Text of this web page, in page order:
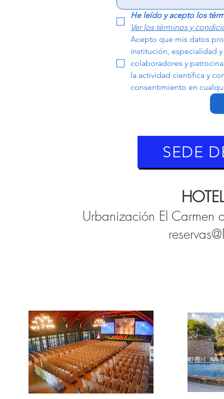
He leído y acepto los
Ver los términos y
Acepto que mis datos
institución, especialidad
colaboradores y
la actividad científica y
consentimiento en
SEDE
Urbanización El Carmen